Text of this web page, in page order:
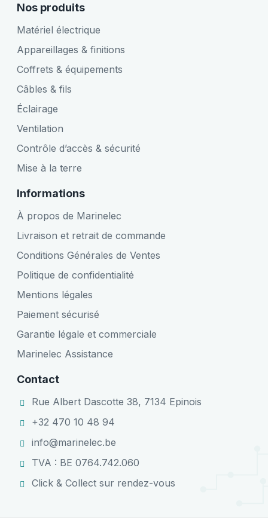
Nos produits
Matériel électrique
Appareillages & finitions
Coffrets & équipements
Câbles & fils
Éclairage
Ventilation
Contrôle d’accès & sécurité
Mise à la terre
Informations
À propos de Marinelec
Livraison et retrait de commande
Conditions Générales de Ventes
Politique de confidentialité
Mentions légales
Paiement sécurisé
Garantie légale et commerciale
Marinelec Assistance
Contact
Rue Albert Dascotte 38, 7134 Epinois
+32 470 10 48 94
info@marinelec.be
TVA : BE 0764.742.060
Click & Collect sur rendez-vous